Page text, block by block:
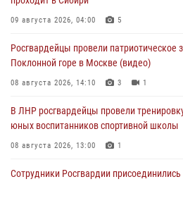
09 августа 2026, 04:00 5
Росгвардейцы провели патриотическое
Поклонной горе в Москве (видео)
08 августа 2026, 14:10 3 1
В ЛНР росгвардейцы провели
юных воспитанников спортивной школы
08 августа 2026, 13:00 1
Сотрудники Росгвардии